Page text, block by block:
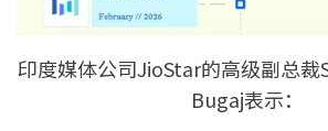
印度媒体公司JioStar的高级副总
Bugaj表示：